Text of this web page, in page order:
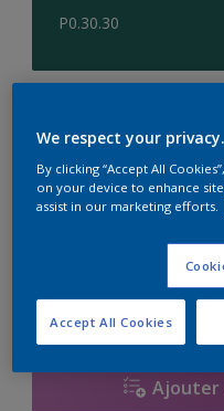
P0.30.30
1L
Quantité
Ajouter
We respect your privacy.
By clicking “Accept All
on your device to enhance
assist in our marketing efforts.
Accept All Cookies